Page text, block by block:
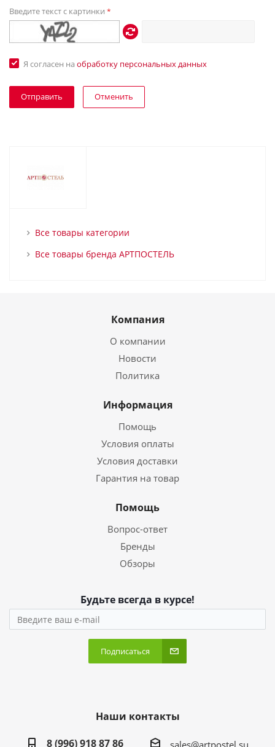
Введите текст с картинки *
Я согласен на обработку персональных данных
Отменить
Все товары категории
Все товары бренда АРТПОСТЕЛЬ
Компания
О компании
Новости
Политика
Информация
Помощь
Условия оплаты
Условия доставки
Гарантия на товар
Помощь
Вопрос-ответ
Бренды
Обзоры
Будьте всегда в курсе!
Подписаться
Наши контакты
8 (996) 918 87 86
sales@artpostel.su